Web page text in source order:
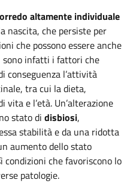
altamente individuale
nascita, che persiste per
che possono essere anche
sono infatti i fattori che
conseguenza l’attività
tra cui la dieta,
vita e l’età. Un’alterazione
stato di disbiosi,
stabilità e da una ridotta
aumento dello stato
che favoriscono lo
patologie.